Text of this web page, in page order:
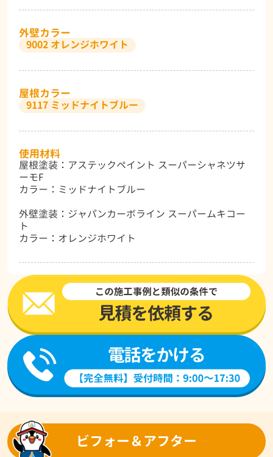
外壁カラー
9002 オレンジホワイト
屋根カラー
9117 ミッドナイトブルー
使用材料
屋根塗装：アステックペイント スーパーシャネツサ
ーモF
カラー：ミッドナイトブルー
外壁塗装：ジャパンカーボライン スーパームキコー
ト
カラー：オレンジホワイト
ビフォー＆アフター